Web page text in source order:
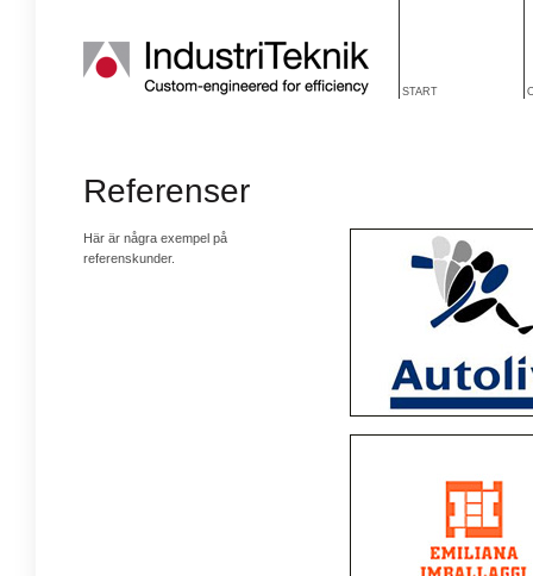
START
Referenser
Här är några exempel på
referenskunder.